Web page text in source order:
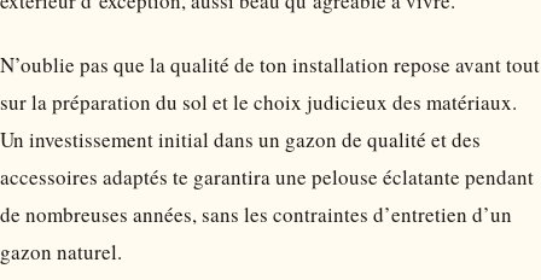
N’oublie pas que la qualité de ton installation repose avant tout
sur la préparation du sol et le choix judicieux des matériaux.
Un investissement initial dans un gazon de qualité et des
accessoires adaptés te garantira une pelouse éclatante pendant
de nombreuses années, sans les contraintes d’entretien d’un
gazon naturel.